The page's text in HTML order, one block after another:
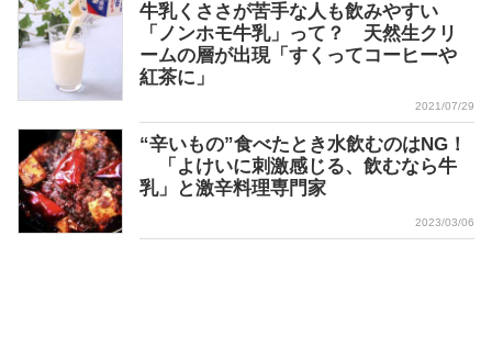
牛乳くささが苦手な人も飲みやすい
「ノンホモ牛乳」って？ 天然生クリ
ームの層が出現「すくってコーヒーや
紅茶に」
2021/07/29
“辛いもの”食べたとき水飲むのはNG！
「よけいに刺激感じる、飲むなら牛
乳」と激辛料理専門家
2023/03/06